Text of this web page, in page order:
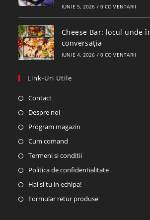
IUNIE 5, 2026 / 0 COMENTARII
Cheese Bar: locul unde
conversația
IUNIE 4, 2026 / 0 COMENTARII
Link-Uri Utile
Contact
Despre noi
Program magazin
Cum comand
Termeni si conditii
Politica de confidentialitate
Hai si tu in echipa!
Formular retur produse